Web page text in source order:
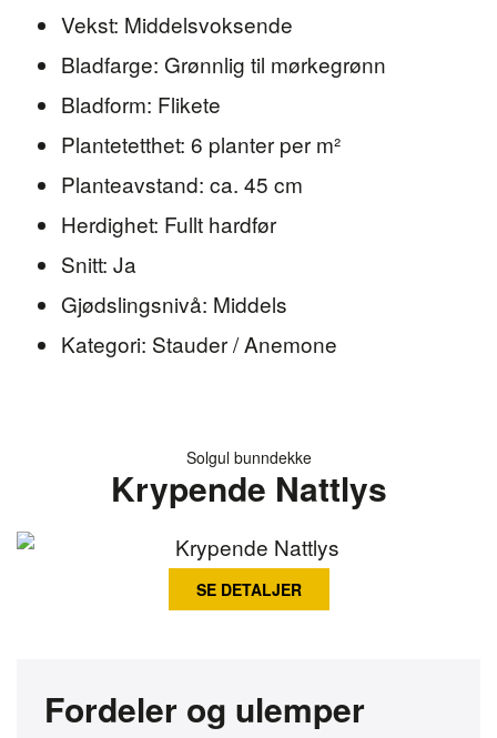
Vekst: Middelsvoksende
Bladfarge: Grønnlig til mørkegrønn
Bladform: Flikete
Plantetetthet: 6 planter per m²
Planteavstand: ca. 45 cm
Herdighet: Fullt hardfør
Snitt: Ja
Gjødslingsnivå: Middels
Kategori: Stauder / Anemone
Solgul bunndekke
Krypende Nattlys
Fordeler og ulemper
SE DETALJER